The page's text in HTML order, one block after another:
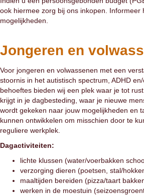
ook hiermee zorg bij ons inkopen. Informeer
mogelijkheden.
Jongeren en
Voor jongeren en volwassenen met een
stoornis in het autistisch spectrum, ADHD
behoeftes bieden wij een plek waar je tot
krijgt in je dagbesteding, waar je nieuwe
wordt gekeken naar jouw mogelijkheden en
kunnen ontwikkelen om misschien door te
reguliere werkplek.
Dagactiviteiten:
lichte klussen (water/voerbakken
verzorging dieren (poetsen, stal/
maaltijden bereiden (pizza/taart
werken in de moestuin